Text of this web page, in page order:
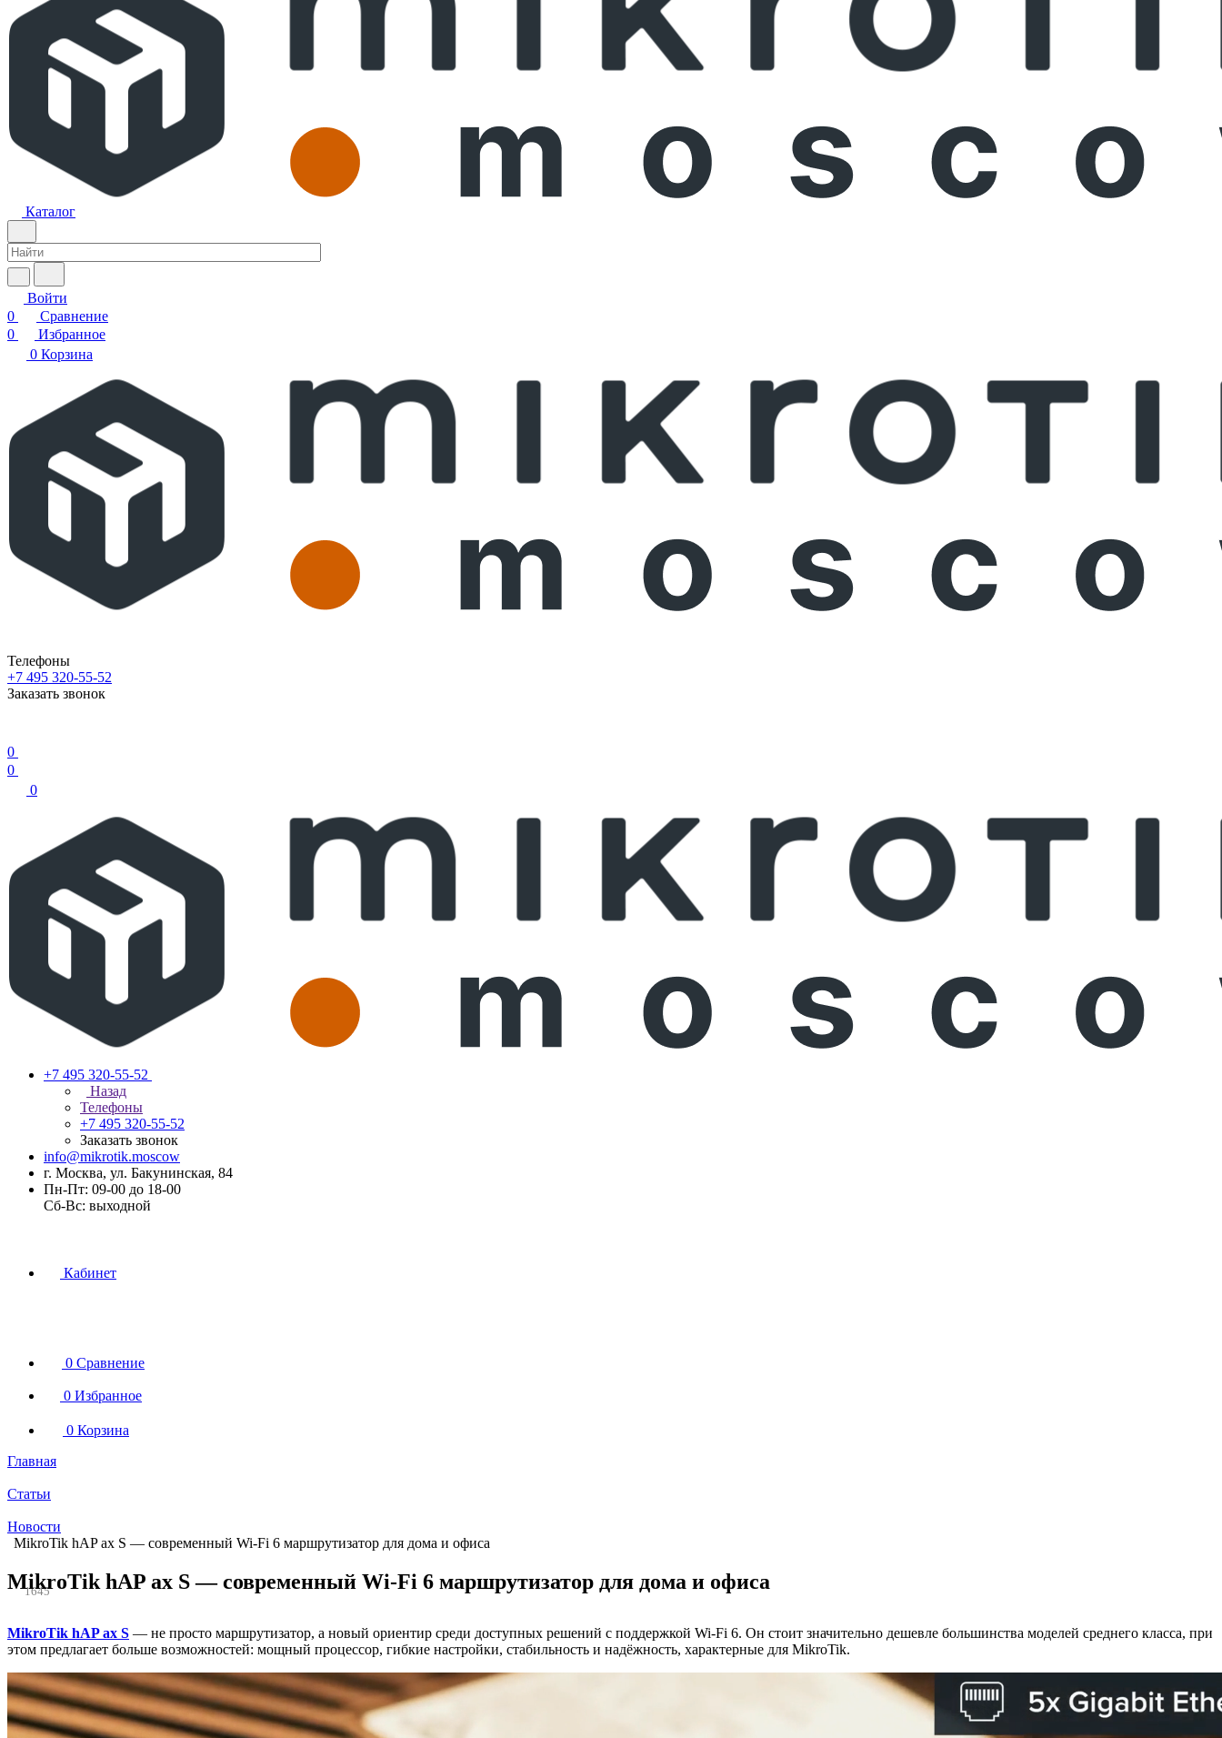
Каталог
Войти
0
Сравнение
0
Избранное
0 Корзина
Телефоны
+7 495 320-55-52
Заказать звонок
0
0
0
+7 495 320-55-52
Назад
Телефоны
+7 495 320-55-52
Заказать звонок
info@mikrotik.moscow
г. Москва, ул. Бакунинская, 84
Пн-Пт: 09-00 до 18-00
Сб-Вс: выходной
Кабинет
0 Сравнение
0 Избранное
0 Корзина
Главная
Статьи
Новости
MikroTik hAP ax S — современный Wi-Fi 6 маршрутизатор для дома и офиса
MikroTik hAP ax S — современный Wi-Fi 6 маршрутизатор для дома и офиса
1645
MikroTik hAP ax S — не просто маршрутизатор, а новый ориентир среди доступных решений с поддержкой Wi-Fi 6. Он стоит значительно дешевле большинства моделей среднего класса, при
этом предлагает больше возможностей: мощный процессор, гибкие настройки, стабильность и надёжность, характерные для MikroTik.